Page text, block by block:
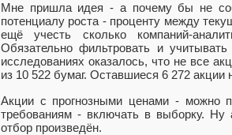
Мне пришла идея - а почему бы не
потенциалу роста - проценту между
ещё учесть сколько компаний-
Обязательно фильтровать и
исследованиях оказалось, что не все
из 10 522 бумаг. Оставшиеся 6 272
Акции с прогнозными ценами - можно
требованиям - включать в выборку. Ну
отбор произведён.